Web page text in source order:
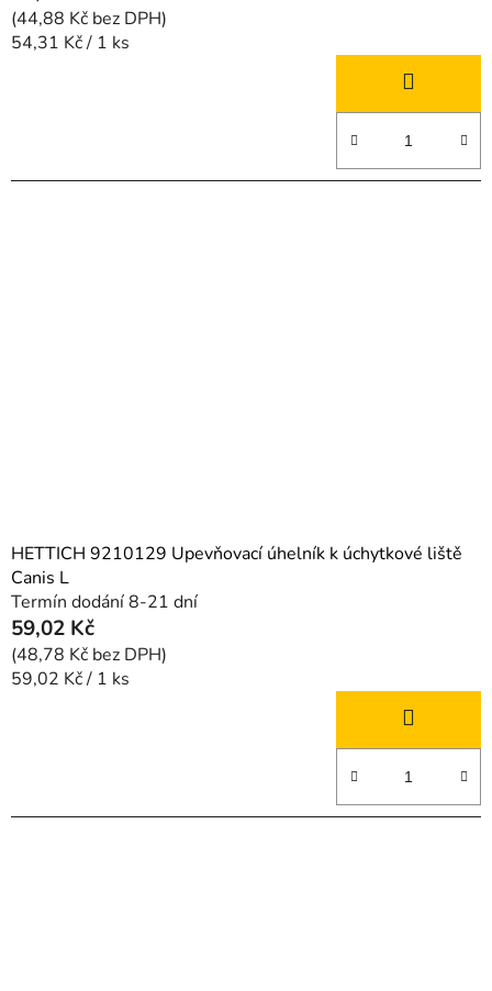
(44,88 Kč bez DPH)
Měrná
54,31 Kč / 1 ks
HETTICH 9210129 Upevňovací úhelník k úchytkové liště
Canis L
Termín dodání 8-21 dní
59,02 Kč
(48,78 Kč bez DPH)
Měrná
59,02 Kč / 1 ks